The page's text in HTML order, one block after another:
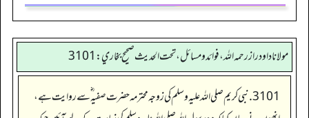
مولانا داود راز رحمه الله، فوائد و مسائل، تحت الحديث صحيح بخاري: 3101
3101. نبی کریم صلی اللہ علیہ وسلم کی زوجہ محترمہ حضرت صفیہ ؓسے روایت ہے،